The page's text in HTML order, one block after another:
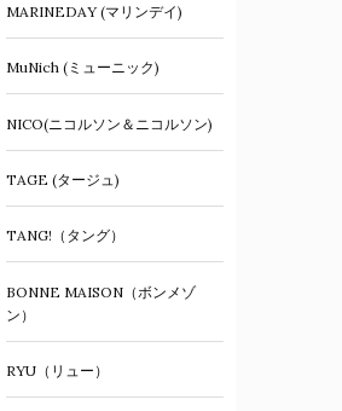
MARINEDAY (マリンデイ)
MuNich (ミューニック)
NICO(ニコルソン＆ニコルソン)
TAGE (タージュ)
TANG!（タング）
BONNE MAISON（ボンメゾ
ン）
RYU（リュー）